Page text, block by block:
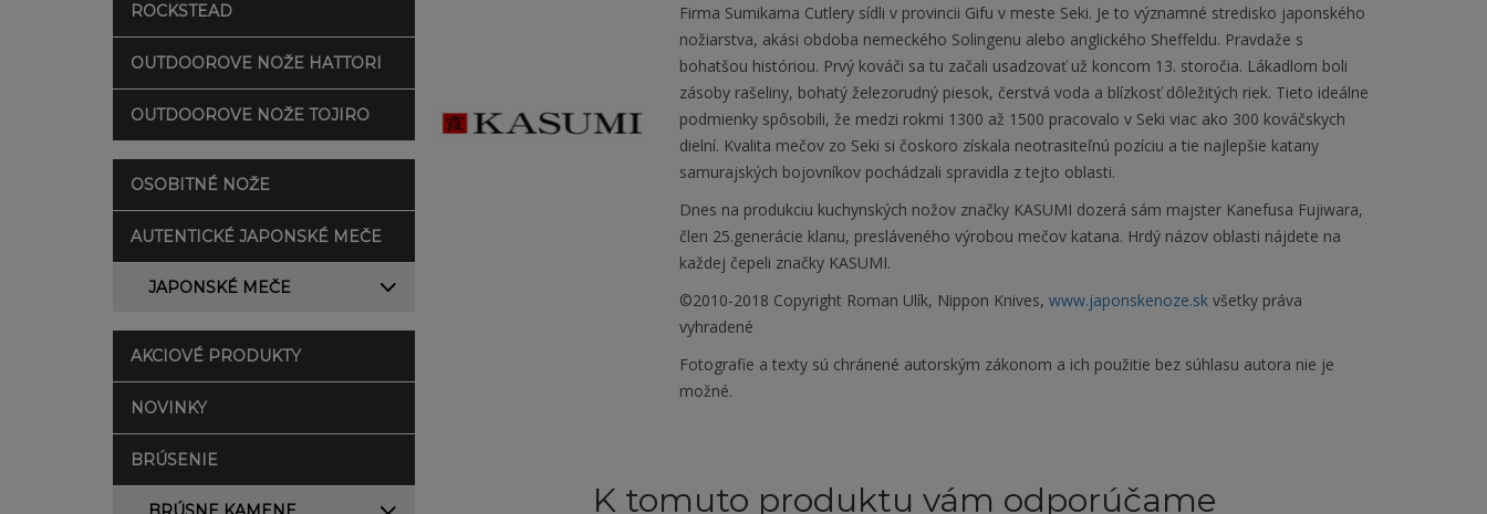
ROCKSTEAD
OUTDOOROVE NOŽE HATTORI
OUTDOOROVE NOŽE TOJIRO
OSOBITNÉ NOŽE
AUTENTICKÉ JAPONSKÉ MEČE
JAPONSKÉ MEČE
AKCIOVÉ PRODUKTY
NOVINKY
BRÚSENIE
Firma Sumikama Cutlery sídli v provincii Gifu v meste Seki. Je to významné stredisko japonského
nožiarstva, akási obdoba nemeckého Solingenu alebo anglického Sheffeldu. Pravdaže s
bohatšou históriou. Prvý kováči sa tu začali usadzovať už koncom 13. storočia. Lákadlom boli
zásoby rašeliny, bohatý železorudný piesok, čerstvá voda a blízkosť dôležitých riek. Tieto ideálne
podmienky spôsobili, že medzi rokmi 1300 až 1500 pracovalo v Seki viac ako 300 kováčskych
dielní. Kvalita mečov zo Seki si čoskoro získala neotrasiteľnú pozíciu a tie najlepšie katany
samurajských bojovníkov pochádzali spravidla z tejto oblasti.
Dnes na produkciu kuchynských nožov značky KASUMI dozerá sám majster Kanefusa Fujiwara,
člen 25.generácie klanu, presláveného výrobou mečov katana. Hrdý názov oblasti nájdete na
každej čepeli značky KASUMI.
©2010-2018 Copyright Roman Ulík, Nippon Knives, www.japonskenoze.skvšetky práva
vyhradené
Fotografie a texty sú chránené autorským zákonom a ich použitie bez súhlasu autora nie je
možné.
K tomuto produktu vám odporúčame